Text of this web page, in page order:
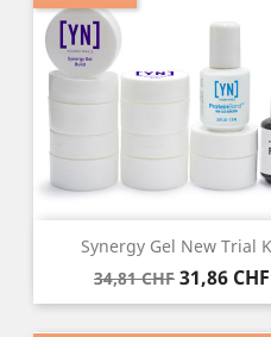
Synergy Gel New Trial
Prix
de
34,81 CHF Prix
31,86 CHF